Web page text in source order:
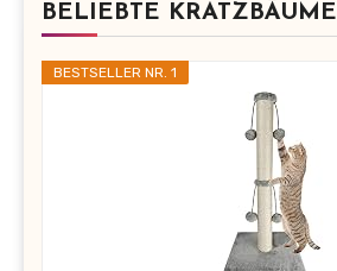
BELIEBTE KRATZBÄUME
BESTSELLER NR. 1